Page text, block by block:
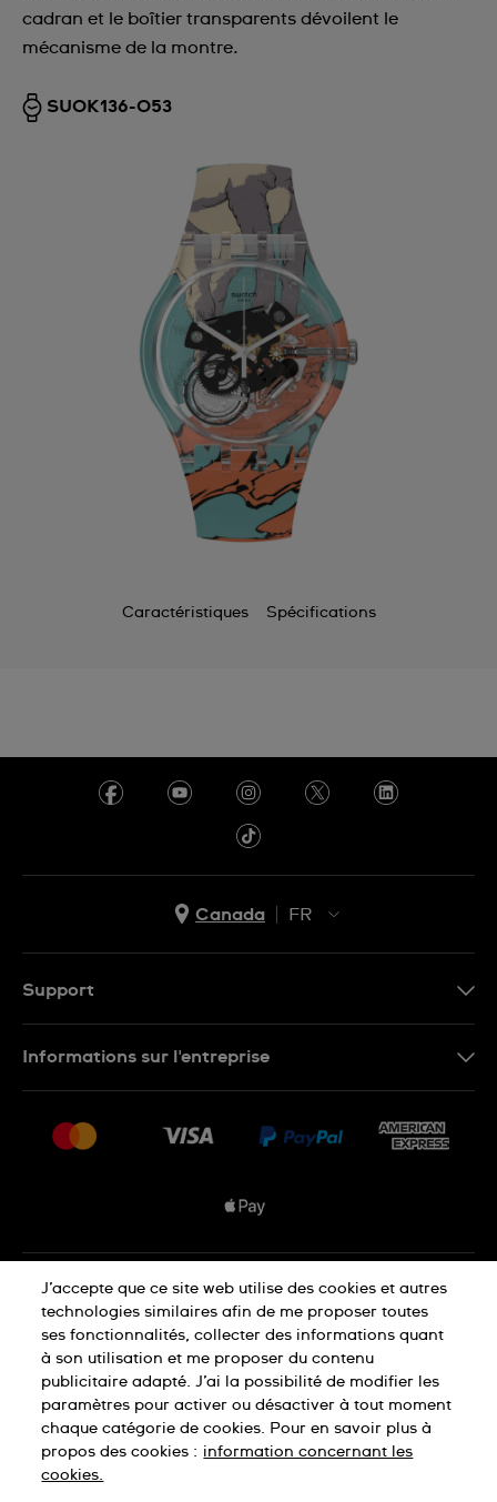
cadran et le boîtier transparents dévoilent le
mécanisme de la montre.
SUOK136-053
Caractéristiques Spécifications
Canada
FR
Support
Conditions De Vente
Informations sur l'entreprise
Nous rejoindre
Déclaration de confidentialité
Déclaration concernant les cookies
Conditions d'utilisation
J’accepte que ce site web utilise des cookies et autres
technologies similaires afin de me proposer toutes
ses fonctionnalités, collecter des informations quant
à son utilisation et me proposer du contenu
publicitaire adapté. J’ai la possibilité de modifier les
paramètres pour activer ou désactiver à tout moment
chaque catégorie de cookies. Pour en savoir plus à
propos des cookies : information concernant les
cookies.